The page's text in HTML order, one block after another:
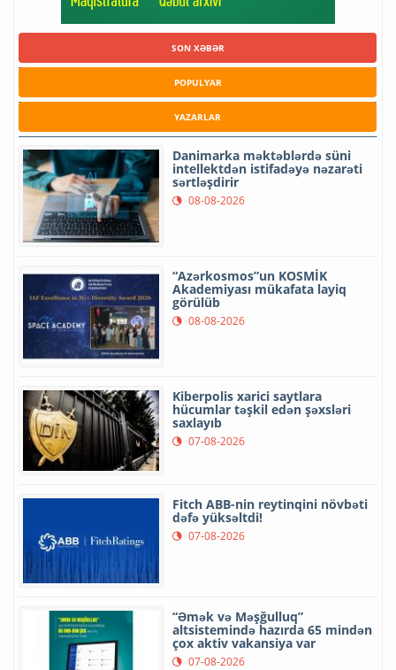
SON XƏBƏR
POPULYAR
YAZARLAR
Danimarka məktəblərdə süni
intellektdən istifadəyə nəzarəti
sərtləşdirir
08-08-2026
“Azərkosmos”un KOSMİK
Akademiyası mükafata layiq
görülüb
08-08-2026
Kiberpolis xarici saytlara
hücumlar təşkil edən şəxsləri
saxlayıb
07-08-2026
Fitch ABB-nin reytinqini növbəti
dəfə yüksəltdi!
07-08-2026
“Əmək və Məşğulluq”
altsistemində hazırda 65 mindən
çox aktiv vakansiya var
07-08-2026